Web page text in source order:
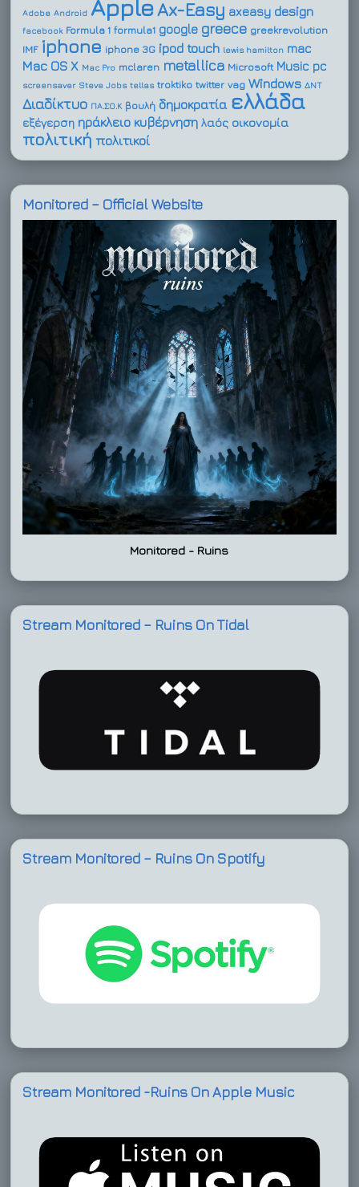
Adobe Android AppleAx-Easy axeasy design
facebook Formula 1 formula1 google greece greekrevolution
IMF iphone iphone 3G ipod touch lewis hamilton mac
Mac OS X Mac Pro mclaren metallica Microsoft Music pc
screensaver Steve Jobs tellas troktiko twitter vag Windows ΔΝΤ
Διαδίκτυο ΠΑ.ΣΟ.Κ βουλή δημοκρατία ελλάδα
εξέγερση ηράκλειο κυβέρνηση λαός οικονομία
πολιτική πολιτικοί
Monitored – Official Website
Monitored - Ruins
Stream Monitored – Ruins On Tidal
Stream Monitored – Ruins On Spotify
Stream Monitored -Ruins On Apple Music